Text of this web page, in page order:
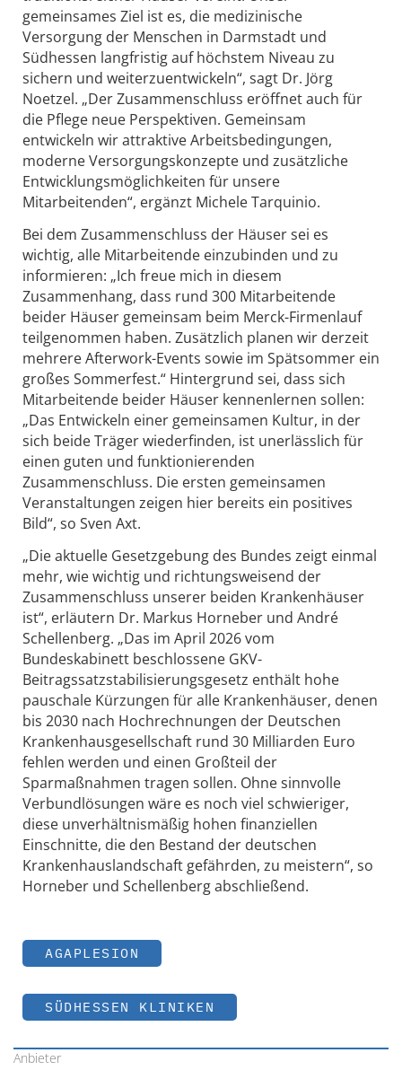
gemeinsames Ziel ist es, die medizinische
Versorgung der Menschen in Darmstadt und
Südhessen langfristig auf höchstem Niveau zu
sichern und weiterzuentwickeln“, sagt Dr. Jörg
Noetzel. „Der Zusammenschluss eröffnet auch für
die Pflege neue Perspektiven. Gemeinsam
entwickeln wir attraktive Arbeitsbedingungen,
moderne Versorgungskonzepte und zusätzliche
Entwicklungsmöglichkeiten für unsere
Mitarbeitenden“, ergänzt Michele Tarquinio.
Bei dem Zusammenschluss der Häuser sei es
wichtig, alle Mitarbeitende einzubinden und zu
informieren: „Ich freue mich in diesem
Zusammenhang, dass rund 300 Mitarbeitende
beider Häuser gemeinsam beim Merck-Firmenlauf
teilgenommen haben. Zusätzlich planen wir derzeit
mehrere Afterwork-Events sowie im Spätsommer ein
großes Sommerfest.“ Hintergrund sei, dass sich
Mitarbeitende beider Häuser kennenlernen sollen:
„Das Entwickeln einer gemeinsamen Kultur, in der
sich beide Träger wiederfinden, ist unerlässlich für
einen guten und funktionierenden
Zusammenschluss. Die ersten gemeinsamen
Veranstaltungen zeigen hier bereits ein positives
Bild“, so Sven Axt.
„Die aktuelle Gesetzgebung des Bundes zeigt einmal
mehr, wie wichtig und richtungsweisend der
Zusammenschluss unserer beiden Krankenhäuser
ist“, erläutern Dr. Markus Horneber und André
Schellenberg. „Das im April 2026 vom
Bundeskabinett beschlossene GKV-
Beitragssatzstabilisierungsgesetz enthält hohe
pauschale Kürzungen für alle Krankenhäuser, denen
bis 2030 nach Hochrechnungen der Deutschen
Krankenhausgesellschaft rund 30 Milliarden Euro
fehlen werden und einen Großteil der
Sparmaßnahmen tragen sollen. Ohne sinnvolle
Verbundlösungen wäre es noch viel schwieriger,
diese unverhältnismäßig hohen finanziellen
Einschnitte, die den Bestand der deutschen
Krankenhauslandschaft gefährden, zu meistern“, so
Horneber und Schellenberg abschließend.
AGAPLESION
SÜDHESSEN KLINIKEN
Anbieter